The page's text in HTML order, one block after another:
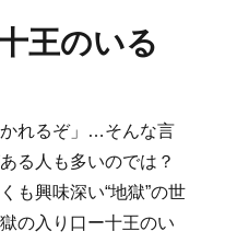
王のいる
かれるぞ」…そんな言
る人も多いのでは？
も興味深い“地獄”の世
の入り口ー十王のい